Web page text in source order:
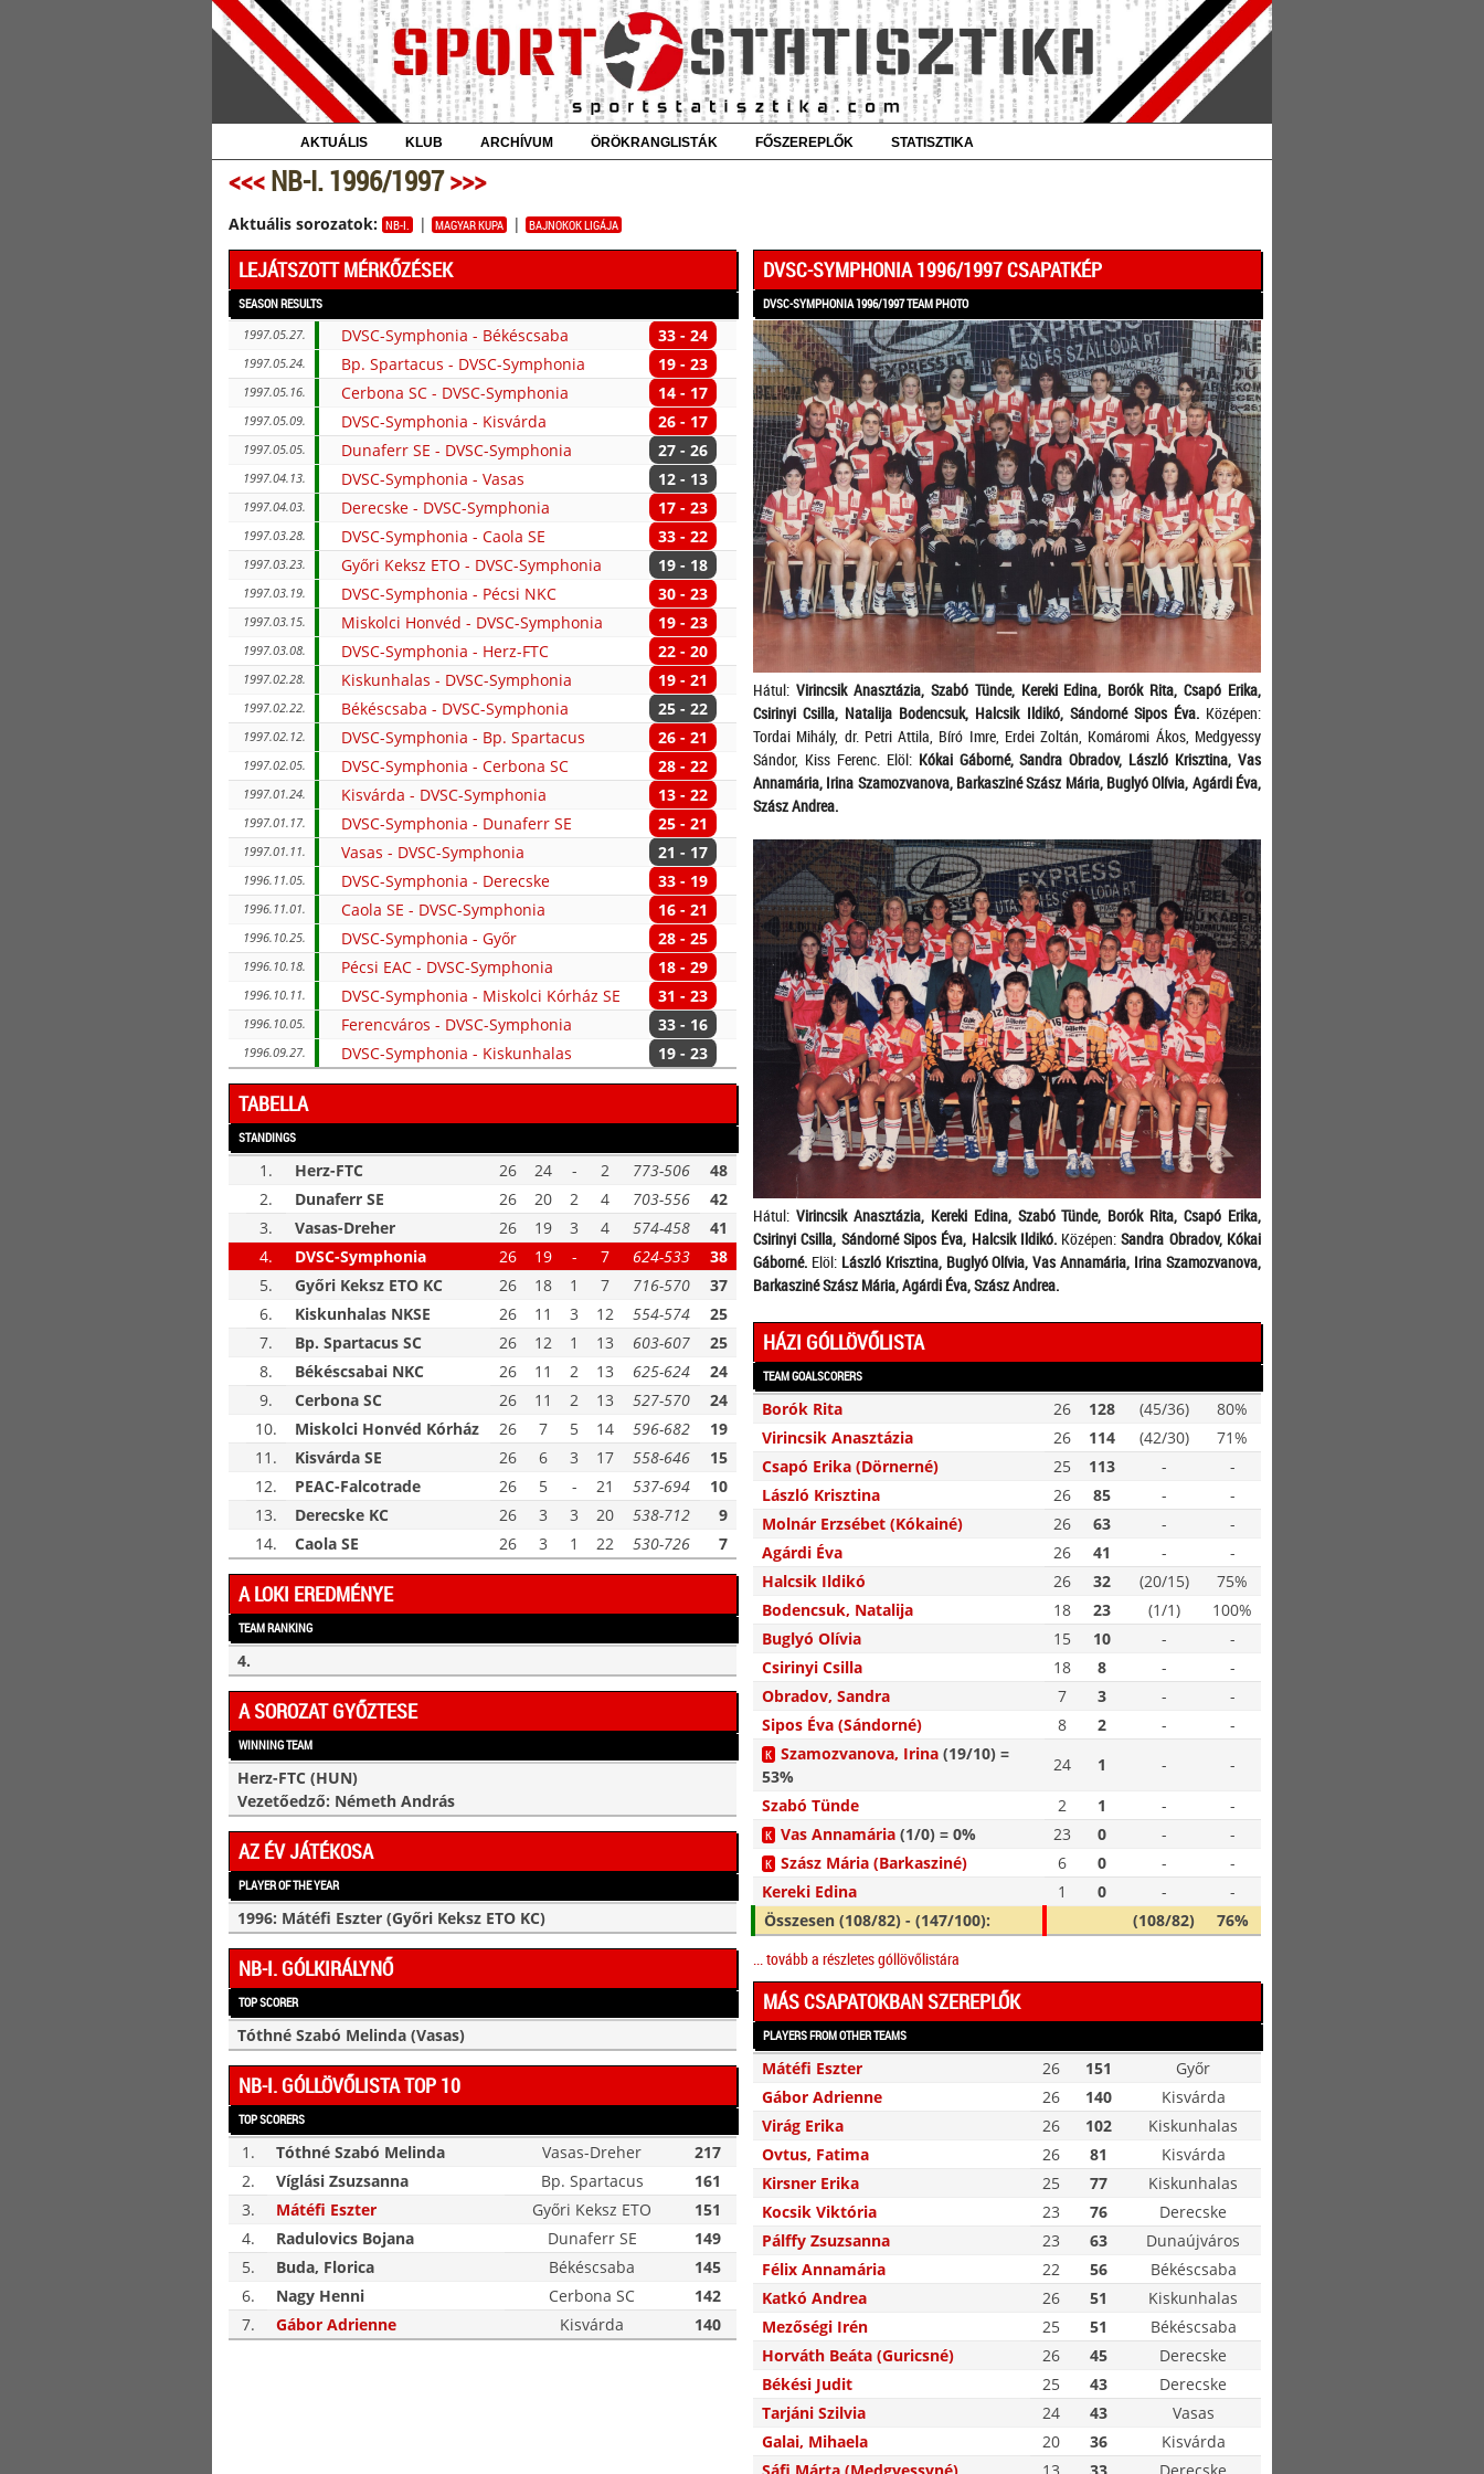
AKTUÁLIS KLUB ARCHÍVUM ÖRÖKRANGLISTÁK FŐSZEREPLŐK STATISZTIKA
<<<NB-I. 1996/1997>>>
Aktuális sorozatok: NB-I. | MAGYAR KUPA | BAJNOKOK LIGÁJA
LEJÁTSZOTT MÉRKŐZÉSEK
SEASON RESULTS
1997.05.27. DVSC-Symphonia - Békéscsaba 33 - 24
1997.05.24. Bp. Spartacus - DVSC-Symphonia 19 - 23
1997.05.16. Cerbona SC - DVSC-Symphonia 14 - 17
1997.05.09. DVSC-Symphonia - Kisvárda 26 - 17
1997.05.05. Dunaferr SE - DVSC-Symphonia 27 - 26
1997.04.13. DVSC-Symphonia - Vasas 12 - 13
1997.04.03. Derecske - DVSC-Symphonia 17 - 23
1997.03.28. DVSC-Symphonia - Caola SE 33 - 22
1997.03.23. Győri Keksz ETO - DVSC-Symphonia 19 - 18
1997.03.19. DVSC-Symphonia - Pécsi NKC 30 - 23
1997.03.15. Miskolci Honvéd - DVSC-Symphonia 19 - 23
1997.03.08. DVSC-Symphonia - Herz-FTC 22 - 20
1997.02.28. Kiskunhalas - DVSC-Symphonia 19 - 21
1997.02.22. Békéscsaba - DVSC-Symphonia 25 - 22
1997.02.12. DVSC-Symphonia - Bp. Spartacus 26 - 21
1997.02.05. DVSC-Symphonia - Cerbona SC 28 - 22
1997.01.24. Kisvárda - DVSC-Symphonia 13 - 22
1997.01.17. DVSC-Symphonia - Dunaferr SE 25 - 21
1997.01.11. Vasas - DVSC-Symphonia 21 - 17
1996.11.05. DVSC-Symphonia - Derecske 33 - 19
1996.11.01. Caola SE - DVSC-Symphonia 16 - 21
1996.10.25. DVSC-Symphonia - Győr 28 - 25
1996.10.18. Pécsi EAC - DVSC-Symphonia 18 - 29
1996.10.11. DVSC-Symphonia - Miskolci Kórház SE 31 - 23
1996.10.05. Ferencváros - DVSC-Symphonia 33 - 16
1996.09.27. DVSC-Symphonia - Kiskunhalas 19 - 23
TABELLA
STANDINGS
1. Herz-FTC 26 24 - 2 773-506
48
2.
Dunaferr SE 26 20 2 4 703-556
42
3.
Vasas-Dreher 26 19 3 4 574-458
41
4.
DVSC-Symphonia 26 19 - 7 624-533
38
5.
Győri Keksz ETO KC 26 18 1 7 716-570
37
6.
Kiskunhalas NKSE 26 11 3 12 554-574
25
7.
Bp. Spartacus SC 26 12 1 13 603-607
25
8.
Békéscsabai NKC 26 11 2 13 625-624
24
9.
Cerbona SC 26 11 2 13 527-570
24
10.
Miskolci Honvéd Kórház 26 7 5 14 596-682
19
11.
Kisvárda SE 26 6 3 17 558-646
15
12.
PEAC-Falcotrade 26 5 - 21 537-694
10
13.
Derecske KC 26 3 3 20 538-712
9
14.
Caola SE 26 3 1 22 530-726 7
A LOKI EREDMÉNYE
TEAM RANKING
4.
A SOROZAT GYŐZTESE
WINNING TEAM
Herz-FTC (HUN)
Vezetőedző: Németh András
AZ ÉV JÁTÉKOSA
PLAYER OF THE YEAR
1996: Mátéfi Eszter (Győri Keksz ETO KC)
NB-I. GÓLKIRÁLYNŐ
TOP SCORER
Tóthné Szabó Melinda (Vasas)
NB-I. GÓLLÖVŐLISTA TOP 10
TOP SCORERS
1. Tóthné Szabó Melinda Vasas-Dreher
217
2.
Víglási Zsuzsanna Bp. Spartacus
161
3.
Mátéfi Eszter Győri Keksz ETO
151
4.
Radulovics Bojana Dunaferr SE
149
5.
Buda, Florica Békéscsaba
145
6.
Nagy Henni Cerbona SC
142
7.
Gábor Adrienne Kisvárda 140
DVSC-SYMPHONIA 1996/1997 CSAPATKÉP
DVSC-SYMPHONIA 1996/1997 TEAM PHOTO
Hátul: Virincsik Anasztázia, Szabó Tünde, Kereki Edina, Borók Rita, Csapó Erika,
Csirinyi Csilla, Natalija Bodencsuk, Halcsik Ildikó, Sándorné Sipos Éva.Középen:
Tordai Mihály, dr. Petri Attila, Bíró Imre, Erdei Zoltán, Komáromi Ákos, Medgyessy
Sándor, Kiss Ferenc. Elöl: Kókai Gáborné, Sandra Obradov, László Krisztina, Vas
Annamária, Irina Szamozvanova, Barkasziné Szász Mária, Buglyó Olívia, Agárdi Éva,
Szász Andrea.
Hátul: Virincsik Anasztázia, Kereki Edina, Szabó Tünde, Borók Rita, Csapó Erika,
Csirinyi Csilla, Sándorné Sipos Éva, Halcsik Ildikó. Középen:Sandra Obradov, Kókai
Gáborné. Elöl: László Krisztina, Buglyó Olívia, Vas Annamária, Irina Szamozvanova,
Barkasziné Szász Mária, Agárdi Éva, Szász Andrea.
HÁZI GÓLLÖVŐLISTA
TEAM GOALSCORERS
Borók Rita 26 128 (45/36)
80%
Virincsik Anasztázia
26 114 (42/30)
71%
Csapó Erika (Dörnerné)
25 113 -
-
László Krisztina
26 85 -
-
Molnár Erzsébet (Kókainé)
26 63 -
-
Agárdi Éva
26 41 -
-
Halcsik Ildikó
26 32 (20/15)
75%
Bodencsuk, Natalija
18 23 (1/1)
100%
Buglyó Olívia
15 10 -
-
Csirinyi Csilla
18 8 -
-
Obradov, Sandra
7 3 -
-
Sipos Éva (Sándorné)
8 2 - -
K Szamozvanova, Irina (19/10) =
53%
24 1 -
-
Szabó Tünde
2 1 - -
K Vas Annamária (1/0) = 0% 23 0 - -
K Szász Mária (Barkasziné) 6 0 -
-
Kereki Edina
1 0 -
-
Összesen (108/82) - (147/100):
(108/82)
76%
... tovább a részletes góllövőlistára
MÁS CSAPATOKBAN SZEREPLŐK
PLAYERS FROM OTHER TEAMS
Mátéfi Eszter 26 151
Győr
Gábor Adrienne
26 140
Kisvárda
Virág Erika
26 102
Kiskunhalas
Ovtus, Fatima
26 81
Kisvárda
Kirsner Erika
25 77
Kiskunhalas
Kocsik Viktória
23 76
Derecske
Pálffy Zsuzsanna
23 63
Dunaújváros
Félix Annamária
22 56
Békéscsaba
Katkó Andrea
26 51
Kiskunhalas
Mezőségi Irén
25 51
Békéscsaba
Horváth Beáta (Guricsné)
26 45
Derecske
Békési Judit
25 43
Derecske
Tarjáni Szilvia
24 43
Vasas
Galai, Mihaela
20 36
Kisvárda